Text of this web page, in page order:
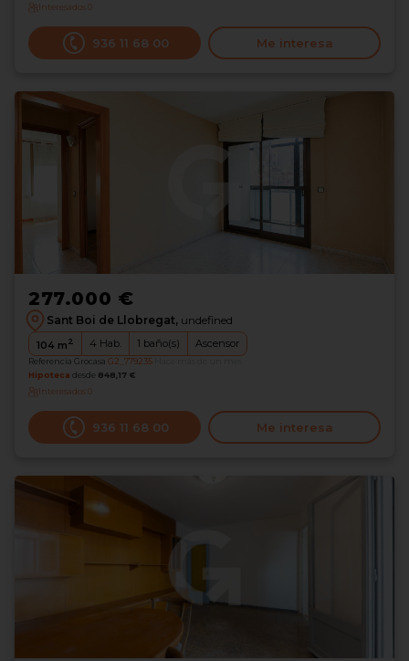
Interesados0
936 11 68 00 Me interesa
277.000 €
Sant Boi de Llobregat, undefined
104 m2 4 Hab. 1 baño(s) Ascensor
Referencia Grocasa G2_779235
Hipoteca desde 848,17 €
Interesados0
936 11 68 00 Me interesa